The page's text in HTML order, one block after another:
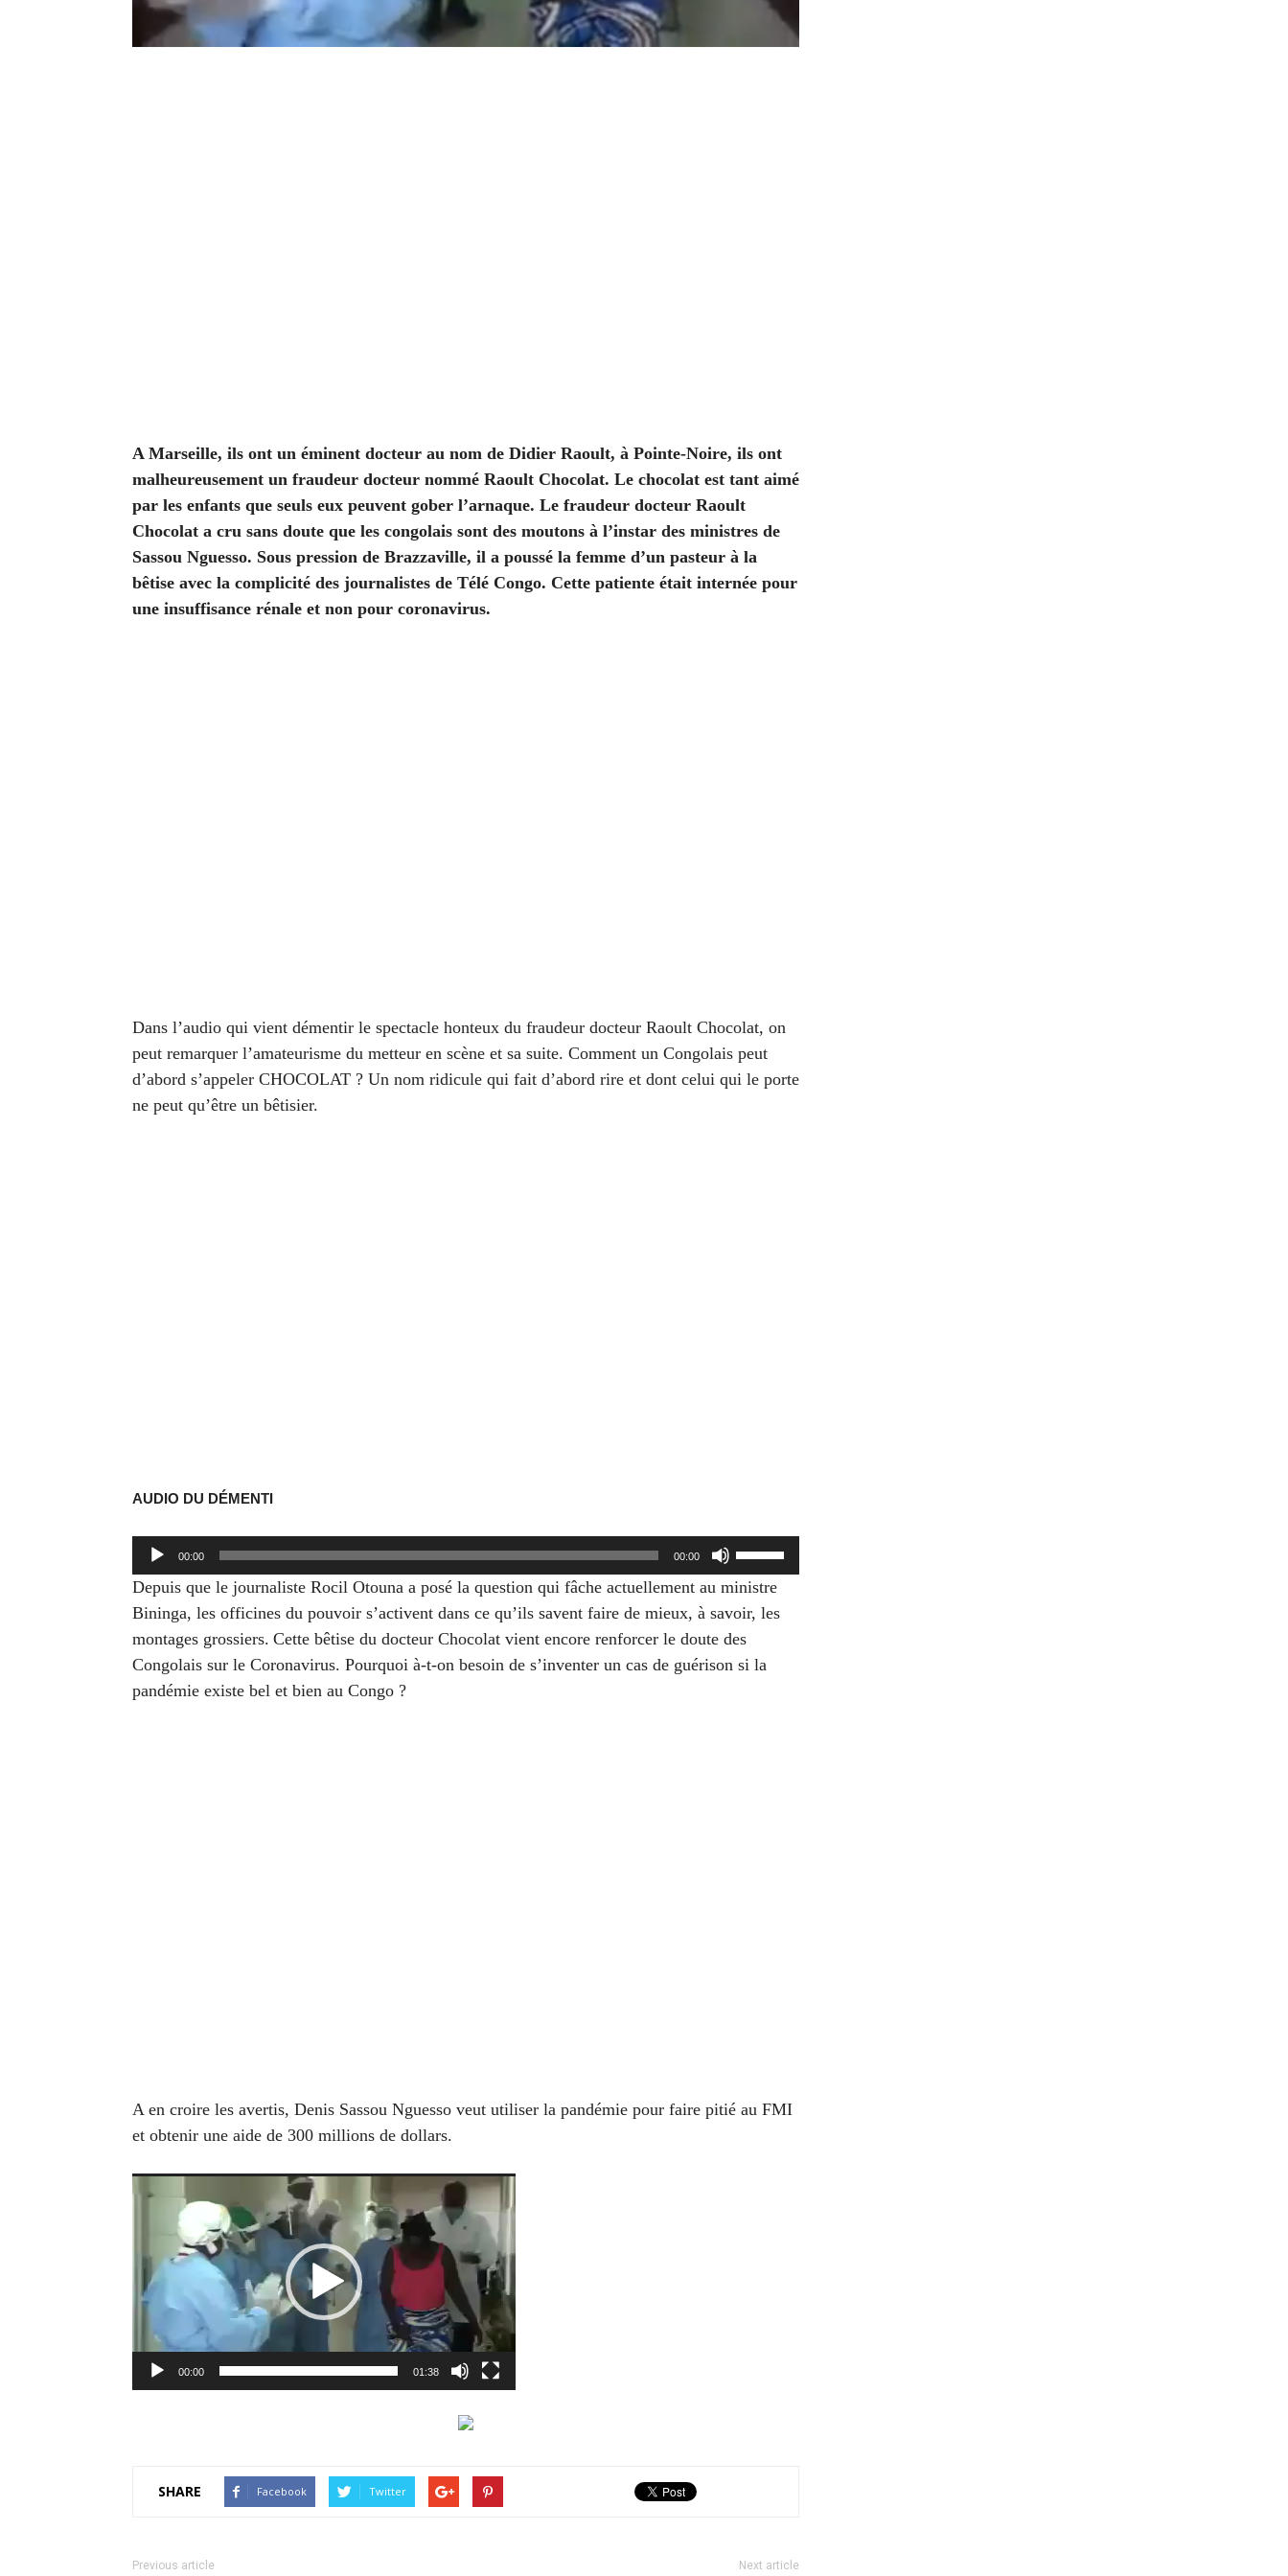
A Marseille, ils ont un éminent docteur au nom de Didier Raoult, à Pointe-Noire, ils ont
malheureusement un fraudeur docteur nommé Raoult Chocolat. Le chocolat est tant aimé
par les enfants que seuls eux peuvent gober l’arnaque. Le fraudeur docteur Raoult
Chocolat a cru sans doute que les congolais sont des moutons à l’instar des ministres de
Sassou Nguesso. Sous pression de Brazzaville, il a poussé la femme d’un pasteur à la
bêtise avec la complicité des journalistes de Télé Congo. Cette patiente était internée pour
une insuffisance rénale et non pour coronavirus.
Dans l’audio qui vient démentir le spectacle honteux du fraudeur docteur Raoult Chocolat, on
peut remarquer l’amateurisme du metteur en scène et sa suite. Comment un Congolais peut
d’abord s’appeler CHOCOLAT ? Un nom ridicule qui fait d’abord rire et dont celui qui le porte
ne peut qu’être un bêtisier.
AUDIO DU DÉMENTI
Lecteur
audio
00:00 00:00
les
flèches
haut/bas
pour
augmenter
Depuis que le journaliste Rocil Otouna a posé la question qui fâche actuellement au ministre
Bininga, les officines du pouvoir s’activent dans ce qu’ils savent faire de mieux, à savoir, les
montages grossiers. Cette bêtise du docteur Chocolat vient encore renforcer le doute des
Congolais sur le Coronavirus. Pourquoi à-t-on besoin de s’inventer un cas de guérison si la
pandémie existe bel et bien au Congo ?
A en croire les avertis, Denis Sassou Nguesso veut utiliser la pandémie pour faire pitié au FMI
et obtenir une aide de 300 millions de dollars.
00:00 01:38
SHARE Facebook Twitter
Previous article Next article